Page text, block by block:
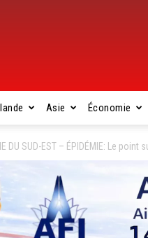
Asie Économie
DU SUD-EST – ÉPIDÉMIE: Le